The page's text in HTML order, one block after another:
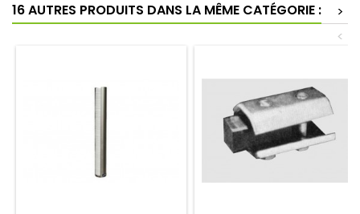
16 AUTRES PRODUITS DANS LA MÊME CATÉGORIE :
>
<